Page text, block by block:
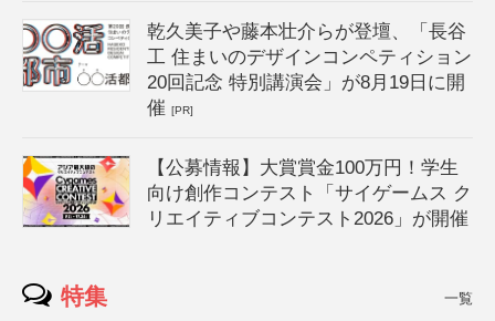
乾久美子や藤本壮介らが登壇、「長谷
工 住まいのデザインコンペティション
20回記念 特別講演会」が8月19日に開
催[PR]
【公募情報】大賞賞金100万円！学生
向け創作コンテスト「サイゲームス ク
リエイティブコンテスト2026」が開催
特集 一覧